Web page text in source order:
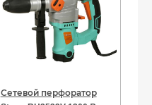
Сетевой перфоратор